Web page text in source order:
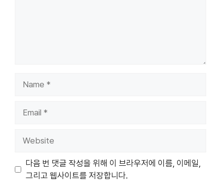
다음 번 댓글 작성을 위해 이 브라우저에 이름, 이메일,
그리고 웹사이트를 저장합니다.